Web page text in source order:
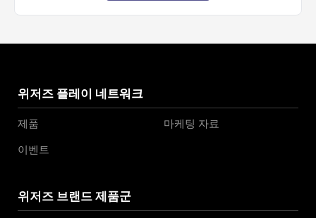
위저즈 플레이 네트워크
제품
마케팅 자료
이벤트
위저즈 브랜드 제품군